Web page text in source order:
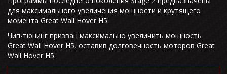
для максимального увеличения мощности и крутящего
момента Great Wall Hover H5.
Чип-тюнинг призван максимально увеличить мощность
Great Wall Hover H5, оставив долговечность моторов Great
Wall Hover H5.